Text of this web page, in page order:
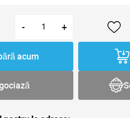
- +
acum